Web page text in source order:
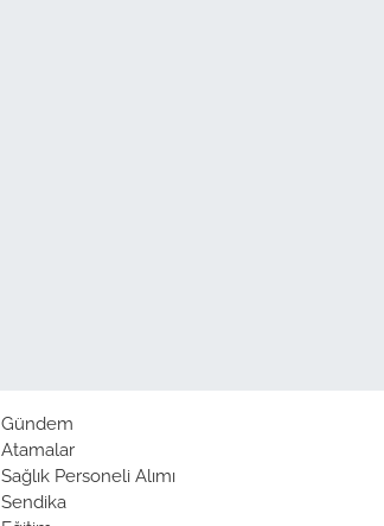
Gündem
Atamalar
Sağlık Personeli Alımı
Sendika